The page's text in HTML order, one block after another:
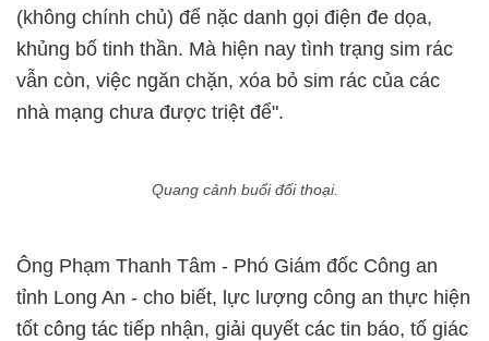
(không chính chủ) để nặc danh gọi điện đe dọa,
khủng bố tinh thần. Mà hiện nay tình trạng sim rác
vẫn còn, việc ngăn chặn, xóa bỏ sim rác của các
nhà mạng chưa được triệt để".
Quang cảnh buổi đối thoại.
Ông Phạm Thanh Tâm - Phó Giám đốc Công an
tỉnh Long An - cho biết, lực lượng công an thực hiện
tốt công tác tiếp nhận, giải quyết các tin báo, tố giác